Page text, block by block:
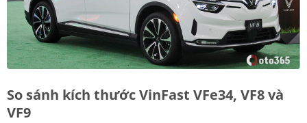
So sánh kích thước VinFast VFe34, VF8 và
VF9